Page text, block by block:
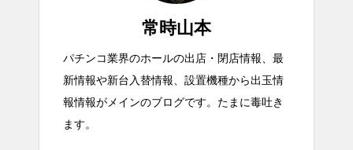
常時山本
パチンコ業界のホールの出店・閉店情報、最
新情報や新台入替情報、設置機種から出玉情
報情報がメインのブログです。たまに毒吐き
ます。